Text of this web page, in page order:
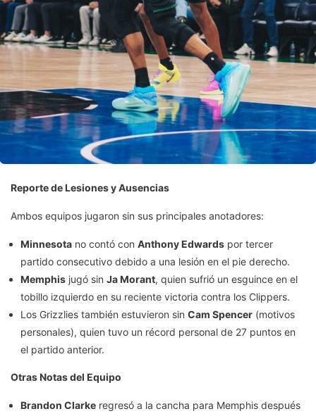
Reporte de Lesiones y Ausencias
Ambos equipos jugaron sin sus principales anotadores:
Minnesota no contó con Anthony Edwards por tercer
partido consecutivo debido a una lesión en el pie derecho.
Memphis jugó sin Ja Morant, quien sufrió un esguince en el
tobillo izquierdo en su reciente victoria contra los Clippers.
Los Grizzlies también estuvieron sin Cam Spencer (motivos
personales), quien tuvo un récord personal de 27 puntos en
el partido anterior.
Otras Notas del Equipo
Brandon Clarke regresó a la cancha para Memphis después